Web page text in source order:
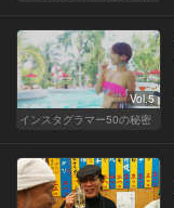
Vol.5
インスタグラマー50の秘密